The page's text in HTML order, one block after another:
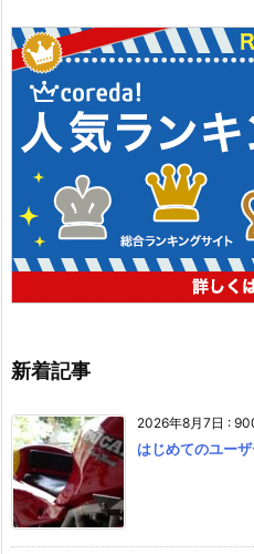
新着記事
2026年8月7日 :
はじめてのユーザ